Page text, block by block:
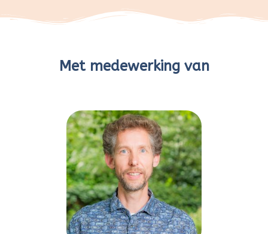
Met medewerking van